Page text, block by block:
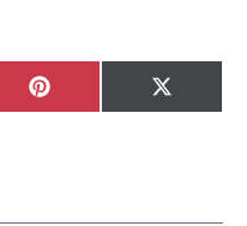
Compartir en
Pinterest
X
(Twitter)